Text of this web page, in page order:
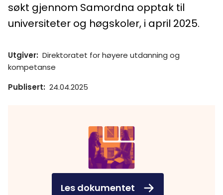
søkt gjennom Samordna opptak til
universiteter og høgskoler, i april 2025.
Utgiver: Direktoratet for høyere utdanning og
kompetanse
Publisert: 24.04.2025
Les dokumentet